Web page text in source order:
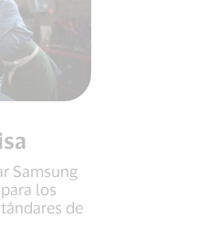
Samsung
los
de